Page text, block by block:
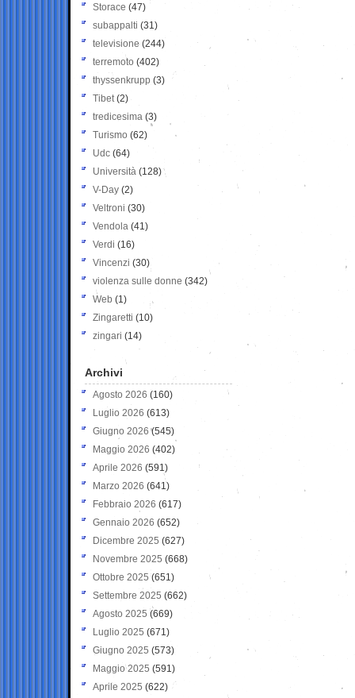
Storace (47)
subappalti (31)
televisione(244)
terremoto (402)
thyssenkrupp (3)
Tibet(2)
tredicesima (3)
Turismo (62)
Udc (64)
Università (128)
V-Day (2)
Veltroni (30)
Vendola (41)
Verdi (16)
Vincenzi (30)
violenza sulle donne (342)
Web (1)
Zingaretti (10)
zingari (14)
Archivi
Agosto 2026 (160)
Luglio 2026 (613)
Giugno 2026 (545)
Maggio 2026 (402)
Aprile 2026 (591)
Marzo 2026 (641)
Febbraio 2026 (617)
Gennaio 2026 (652)
Dicembre 2025 (627)
Novembre 2025 (668)
Ottobre 2025 (651)
Settembre 2025 (662)
Agosto 2025 (669)
Luglio 2025 (671)
Giugno 2025 (573)
Maggio 2025 (591)
Aprile 2025 (622)